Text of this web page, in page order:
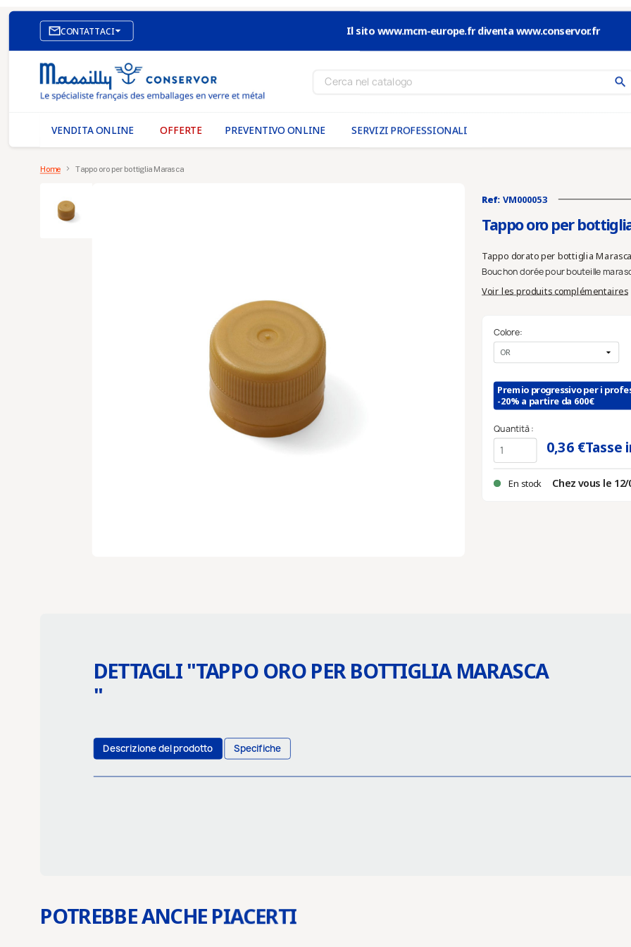
CONTATTACI
SITO WEB DI E-COMMERCE
I NOSTRI UFFICI
MASSILLY CONSERVOR
Il sito www.mcm-europe.fr diventa www.conservor.fr
search
VENDITA ONLINE OFFERTE PREVENTIVO ONLINE SERVIZI PROFESSIONALI
Home Tappo oro per bottiglia Marasca
Ref: VM000053
Tappo oro per
Tappo dorato per bottiglia
Bouchon dorée pour bouteille
Voir les produits complémentaires
Colore:
Premio progressivo per i
-20% a partire da 600€
Quantità :
0,36 €Tasse
En stock Chez vous le
DETTAGLI "TAPPO ORO PER BOTTIGLIA MARASCA
"
Descrizione del prodotto Specifiche
POTREBBE ANCHE PIACERTI